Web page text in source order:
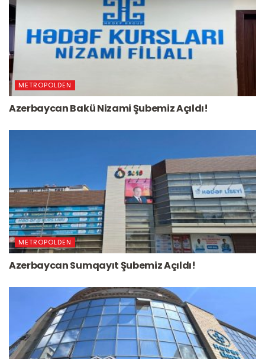
METROPOLDEN
Azerbaycan Bakü Nizami Şubemiz Açıldı!
METROPOLDEN
Azerbaycan Sumqayıt Şubemiz Açıldı!